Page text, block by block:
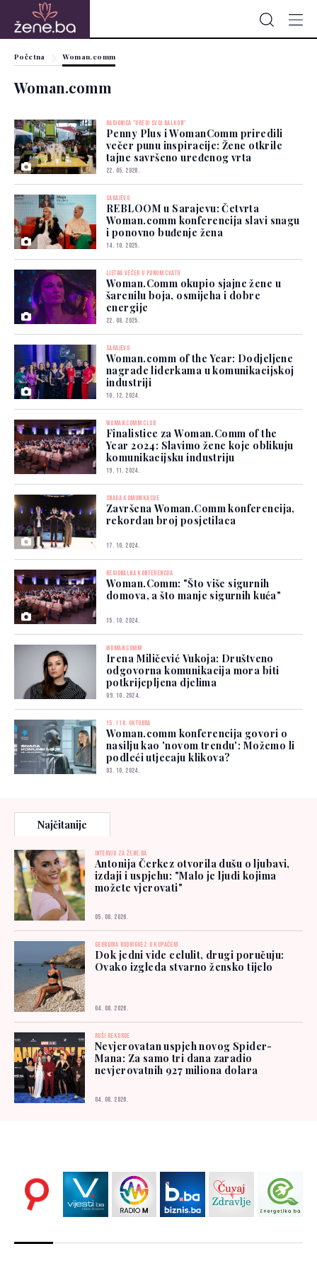
Početna Woman.comm
Woman.comm
RADIONICA "UREDI SVOJ BALKON"
Penny Plus i WomanComm priredili
večer punu inspiracije: Žene otkrile
tajne savršeno uređenog vrta
22. 05. 2026.
SARAJEVO
REBLOOM u Sarajevu: Četvrta
Woman.comm konferencija slavi snagu
i ponovno buđenje žena
14. 10. 2025.
LJETNA VEČER U PUNOM CVATU
Woman.Comm okupio sjajne žene u
šarenilu boja, osmijeha i dobre
energije
22. 08. 2025.
SARAJEVO
Woman.comm of the Year: Dodjeljene
nagrade liderkama u komunikacijskoj
industriji
10. 12. 2024.
WOMAN.COMM CLUB
Finalistice za Woman.Comm of the
Year 2024: Slavimo žene koje oblikuju
komunikacijsku industriju
19. 11. 2024.
SNAGA KOMUNIKACIJE
Završena Woman.Comm konferencija,
rekordan broj posjetilaca
17. 10. 2024.
REGIONALNA KONFERENCIJA
Woman.Comm: "Što više sigurnih
domova, a što manje sigurnih kuća"
15. 10. 2024.
WOMAN.COMM
Irena Miličević Vukoja: Društveno
odgovorna komunikacija mora biti
potkrijepljena djelima
09. 10. 2024.
15. I 16. OKTOBRA
Woman.comm konferencija govori o
nasilju kao 'novom trendu': Možemo li
podleći utjecaju klikova?
03. 10. 2024.
Najčitanije
INTERVJU ZA ŽENE.BA
Antonija Čerkez otvorila dušu o ljubavi,
izdaji i uspjehu: "Malo je ljudi kojima
možete vjerovati"
05. 08. 2026.
GEORGINA RODRIGUEZ U KUPAĆEM
Dok jedni vide celulit, drugi poručuju:
Ovako izgleda stvarno žensko tijelo
04. 08. 2026.
RUŠI REKORDE
Nevjerovatan uspjeh novog Spider-
Mana: Za samo tri dana zaradio
nevjerovatnih 927 miliona dolara
04. 08. 2026.